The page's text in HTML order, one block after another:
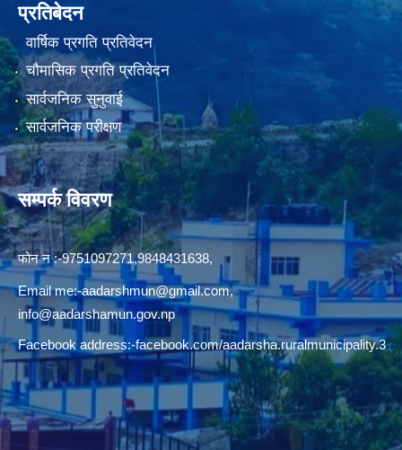
प्रतिबेदन
वार्षिक प्रगति प्रतिवेदन
चौमासिक प्रगति प्रतिवेदन
सार्वजनिक सुनुवाई
सार्वजनिक परीक्षण
सम्पर्क विवरण
फोन न‍‍‌ :-9751097271,9848431638,
Email me:-aadarshmun@gmail.com,
info@aadarshamun.gov.np
Facebook address:-facebook.com/aadarsha.ruralmunicipality.3